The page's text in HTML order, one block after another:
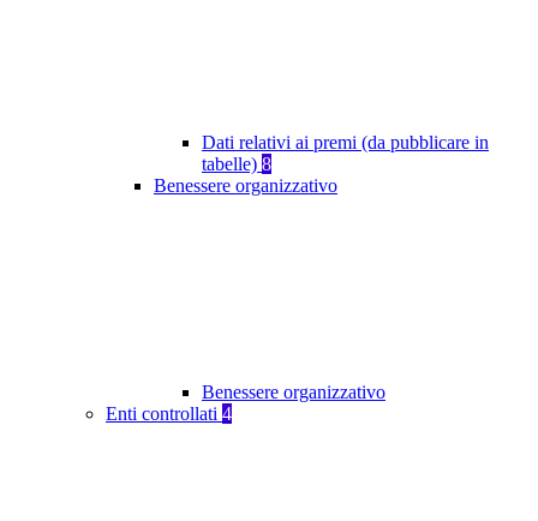
Dati relativi ai premi (da pubblicare in
tabelle) 8
Benessere organizzativo
Benessere organizzativo
Enti controllati 4